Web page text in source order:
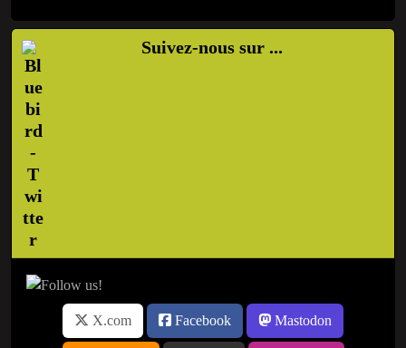
Suivez-nous sur ...
X.com Facebook Mastodon